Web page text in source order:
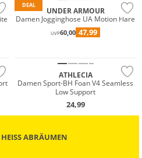
DEAL
UNDER ARMOUR
Damen Jogginghose UA Motion Flare
UVP60,00 47,99
ATHLECIA
Damen Sport-BH Foan V4 Seamless
Low Support
24,99
ABRÄUMEN